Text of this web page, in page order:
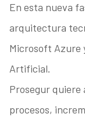
En esta nueva
arquitectura
Microsoft Azure
Artificial.
Prosegur quiere
procesos,